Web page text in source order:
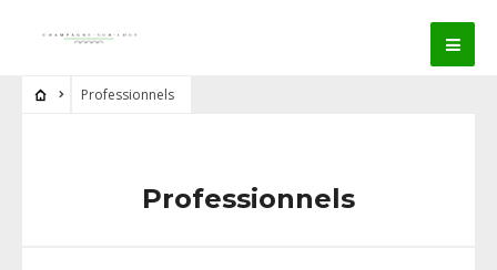
Professionnels
Professionnels